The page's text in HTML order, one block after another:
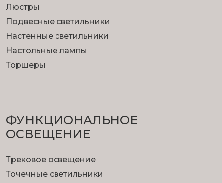
Люстры
Подвесные светильники
Настенные светильники
Настольные лампы
Торшеры
ФУНКЦИОНА­ЛЬНОЕ
ОСВЕЩЕНИЕ
Трековое освещение
Точечные светильники